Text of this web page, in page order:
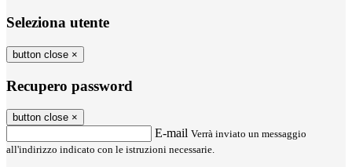
Seleziona utente
button close ×
Recupero password
button close ×
E-mail Verrà inviato un messaggio
all'indirizzo indicato con le istruzioni necessarie.